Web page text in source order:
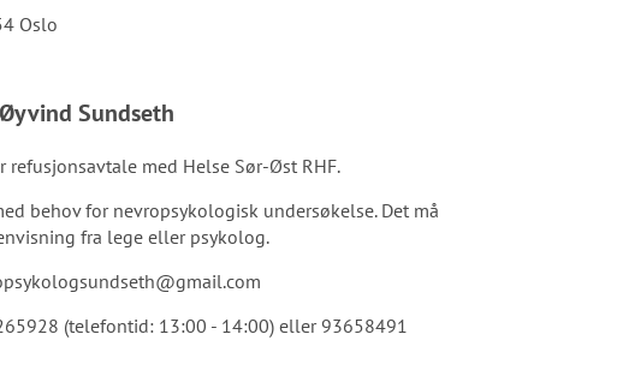
Oslo
Sundseth
refusjonsavtale med Helse Sør-Øst RHF.
behov for nevropsykologisk undersøkelse. Det må
fra lege eller psykolog.
(telefontid: 13:00 - 14:00) eller 93658491